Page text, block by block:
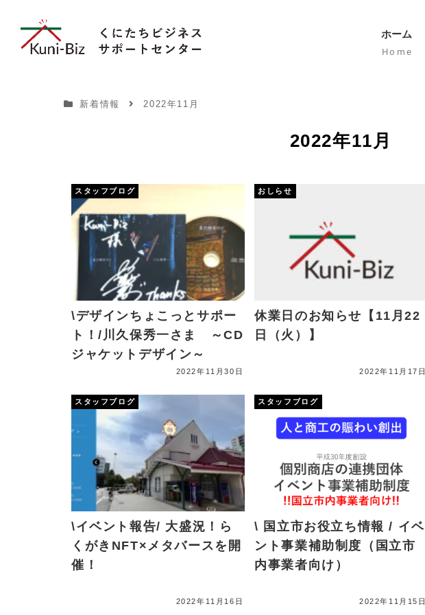
ホーム
Home
新着情報 2022年11月
2022年11月
スタッフブログ
\デザインちょこっとサポー
ト！/川久保秀一さま ～CD
ジャケットデザイン～
2022年11月30日
おしらせ
休業日のお知らせ【11月22
日（火）】
2022年11月17日
スタッフブログ
\イベント報告/ 大盛況！ら
くがきNFT×メタバースを開
催！
2022年11月16日
スタッフブログ
\ 国立市お役立ち情報 / イベ
ント事業補助制度（国立市
内事業者向け）
2022年11月15日